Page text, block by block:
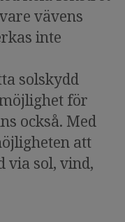
vävens
inte
solskydd
för
också. Med
att
via sol, vind,